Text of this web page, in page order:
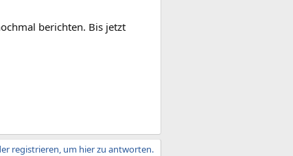
berichten. Bis jetzt
registrieren, um hier zu antworten.